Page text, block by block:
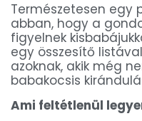
Természetesen egy
abban, hogy a
figyelnek
egy összesítő
azoknak, akik még
babakocsis
Ami feltétlenül